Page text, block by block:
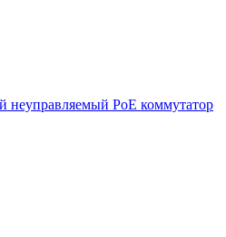
неуправляемый РоЕ коммутатор